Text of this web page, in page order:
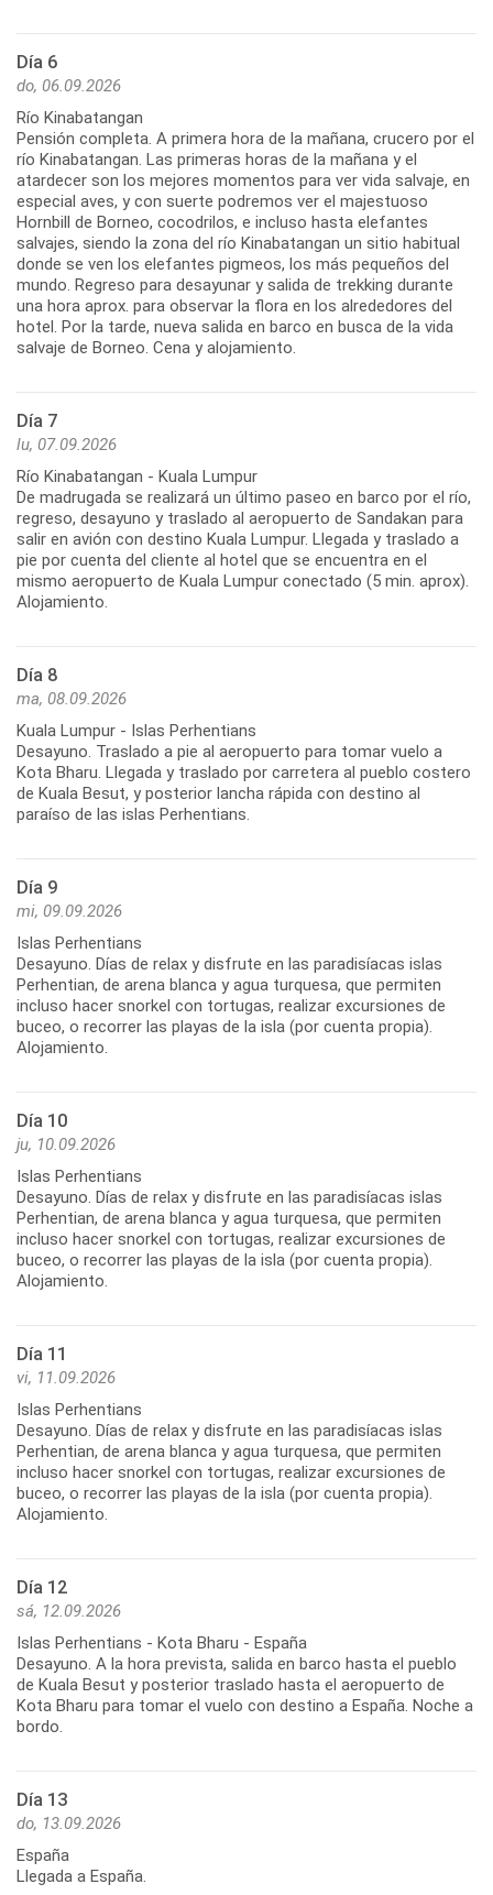
Día 6
do, 06.09.2026
Río Kinabatangan
Pensión completa. A primera hora de la mañana, crucero por el
río Kinabatangan. Las primeras horas de la mañana y el
atardecer son los mejores momentos para ver vida salvaje, en
especial aves, y con suerte podremos ver el majestuoso
Hornbill de Borneo, cocodrilos, e incluso hasta elefantes
salvajes, siendo la zona del río Kinabatangan un sitio habitual
donde se ven los elefantes pigmeos, los más pequeños del
mundo. Regreso para desayunar y salida de trekking durante
una hora aprox. para observar la flora en los alrededores del
hotel. Por la tarde, nueva salida en barco en busca de la vida
salvaje de Borneo. Cena y alojamiento.
Día 7
lu, 07.09.2026
Río Kinabatangan - Kuala Lumpur
De madrugada se realizará un último paseo en barco por el río,
regreso, desayuno y traslado al aeropuerto de Sandakan para
salir en avión con destino Kuala Lumpur. Llegada y traslado a
pie por cuenta del cliente al hotel que se encuentra en el
mismo aeropuerto de Kuala Lumpur conectado (5 min. aprox).
Alojamiento.
Día 8
ma, 08.09.2026
Kuala Lumpur - Islas Perhentians
Desayuno. Traslado a pie al aeropuerto para tomar vuelo a
Kota Bharu. Llegada y traslado por carretera al pueblo costero
de Kuala Besut, y posterior lancha rápida con destino al
paraíso de las islas Perhentians.
Día 9
mi, 09.09.2026
Islas Perhentians
Desayuno. Días de relax y disfrute en las paradisíacas islas
Perhentian, de arena blanca y agua turquesa, que permiten
incluso hacer snorkel con tortugas, realizar excursiones de
buceo, o recorrer las playas de la isla (por cuenta propia).
Alojamiento.
Día 10
ju, 10.09.2026
Islas Perhentians
Desayuno. Días de relax y disfrute en las paradisíacas islas
Perhentian, de arena blanca y agua turquesa, que permiten
incluso hacer snorkel con tortugas, realizar excursiones de
buceo, o recorrer las playas de la isla (por cuenta propia).
Alojamiento.
Día 11
vi, 11.09.2026
Islas Perhentians
Desayuno. Días de relax y disfrute en las paradisíacas islas
Perhentian, de arena blanca y agua turquesa, que permiten
incluso hacer snorkel con tortugas, realizar excursiones de
buceo, o recorrer las playas de la isla (por cuenta propia).
Alojamiento.
Día 12
sá, 12.09.2026
Islas Perhentians - Kota Bharu - España
Desayuno. A la hora prevista, salida en barco hasta el pueblo
de Kuala Besut y posterior traslado hasta el aeropuerto de
Kota Bharu para tomar el vuelo con destino a España. Noche a
bordo.
Día 13
do, 13.09.2026
España
Llegada a España.